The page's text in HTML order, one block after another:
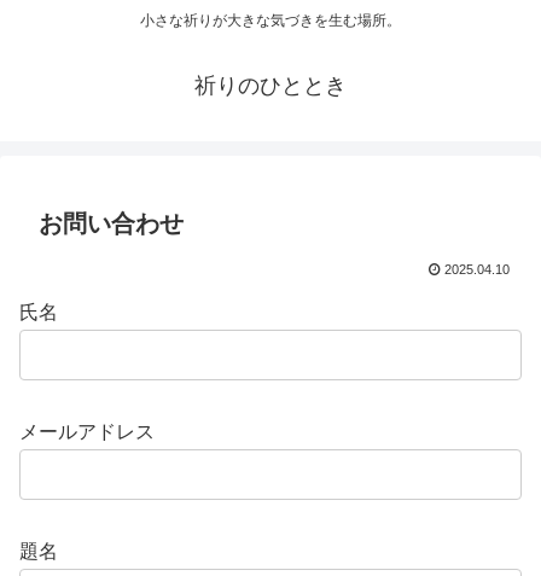
小さな祈りが大きな気づきを生む場所。
祈りのひととき
お問い合わせ
2025.04.10
氏名
メールアドレス
題名